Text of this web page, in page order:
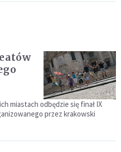
miastach odbędzie się finał IX
przez krakowski